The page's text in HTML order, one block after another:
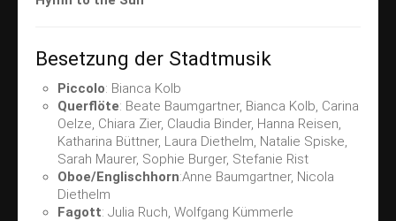
Besetzung der Stadtmusik
Piccolo: Bianca Kolb
Querflöte: Beate Baumgartner, Bianca Kolb, Carina
Oelze, Chiara Zier, Claudia Binder, Hanna Reisen,
Katharina Büttner, Laura Diethelm, Natalie Spiske,
Sarah Maurer, Sophie Burger, Stefanie Rist
Oboe/Englischhorn:Anne Baumgartner, Nicola
Diethelm
Fagott: Julia Ruch, Wolfgang Kümmerle